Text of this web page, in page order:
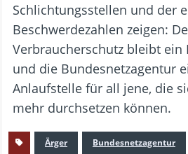
Schlichtungsstellen und der
Beschwerdezahlen zeigen:
Verbraucherschutz bleibt ein
und die Bundesnetzagentur
Anlaufstelle für all jene, die
mehr durchsetzen können.
Ärger Bundesnetzagentur